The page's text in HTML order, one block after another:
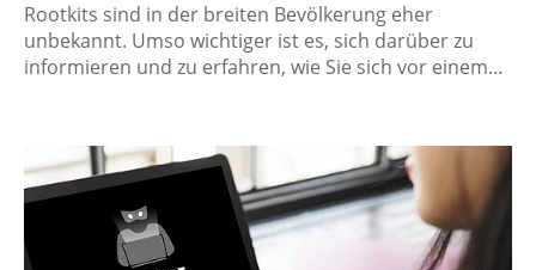
Rootkits sind in der breiten Bevölkerung eher
unbekannt. Umso wichtiger ist es, sich darüber zu
informieren und zu erfahren, wie Sie sich vor einem…